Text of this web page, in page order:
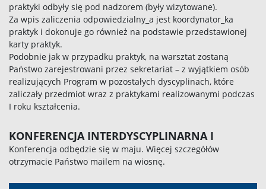
praktyki odbyły się pod nadzorem (były wizytowane).
Za wpis zaliczenia odpowiedzialny_a jest koordynator_ka
praktyk i dokonuje go również na podstawie przedstawionej
karty praktyk.
Podobnie jak w przypadku praktyk, na warsztat zostaną
Państwo zarejestrowani przez sekretariat – z wyjątkiem osób
realizujących Program w pozostałych dyscyplinach, które
zaliczały przedmiot wraz z praktykami realizowanymi podczas
I roku kształcenia.
KONFERENCJA INTERDYSCYPLINARNA I
Konferencja odbędzie się w maju. Więcej szczegółów
otrzymacie Państwo mailem na wiosnę.